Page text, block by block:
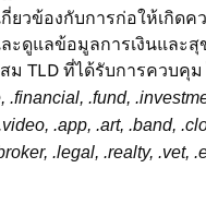
ข้องกับการก่อให้เกิด
ะดูแลข้อมูลการเงินแ
ม TLD ที่ได้รับการควบคุม
.fund,
.app, .art, .band,
.legal, .realty, .vet,